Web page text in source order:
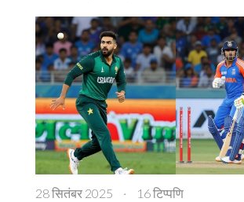
28 सितंबर 2025 · 16 टिप्पणि